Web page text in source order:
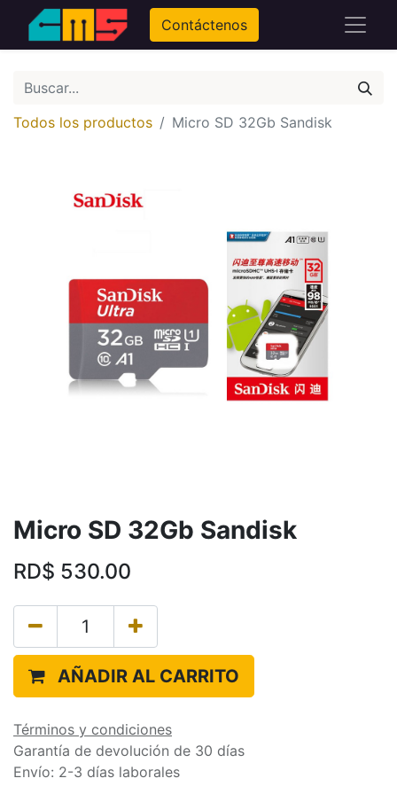
Contáctenos
Todos los productos Micro SD 32Gb Sandisk
Micro SD 32Gb Sandisk
RD$ 530.00
AÑADIR AL CARRITO
Términos y condiciones
Garantía de devolución de 30 días
Envío: 2-3 días laborales